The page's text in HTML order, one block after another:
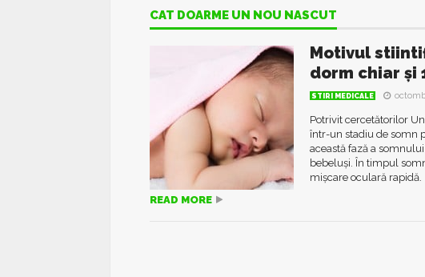
CAT DOARME UN NOU NASCUT
Motivul
dorm chiar şi
STIRI MEDICALE
Potrivit cercetătorilor
într-un stadiu de somn
această fază a
bebeluşi. În timpul
mişcare oculară
READ MORE